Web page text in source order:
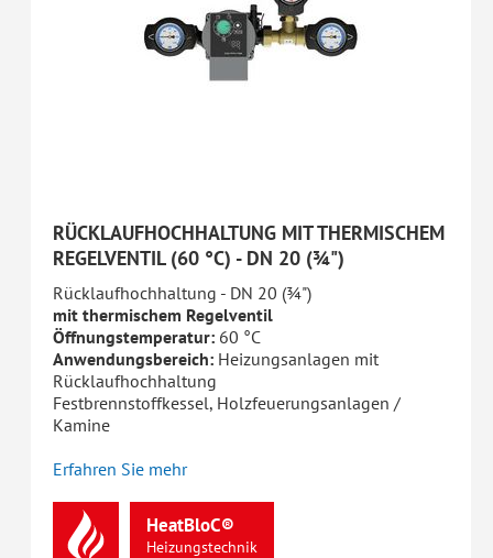
RÜCKLAUFHOCHHALTUNG MIT THERMISCHEM
REGELVENTIL (60 °C) - DN 20 (¾")
Rücklaufhochhaltung - DN 20 (¾")
mit thermischem Regelventil
Öffnungstemperatur: 60 °C
Anwendungsbereich: Heizungsanlagen mit
Rücklaufhochhaltung
Festbrennstoffkessel, Holzfeuerungsanlagen /
Kamine
Erfahren Sie mehr
HeatBloC®
Heizungstechnik